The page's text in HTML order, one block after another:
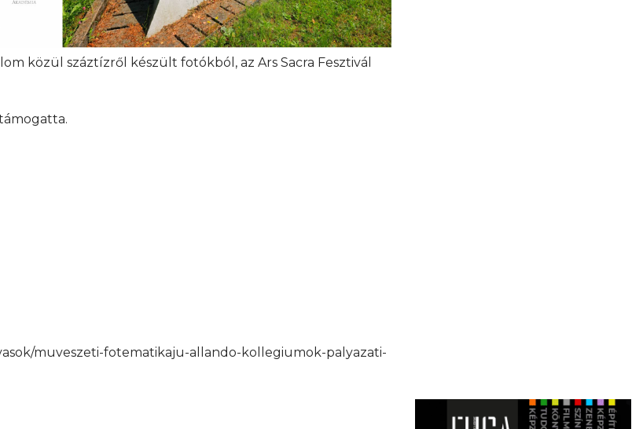
közül száztízről készült fotókból, az Ars Sacra Fesztivál
muveszeti-fotematikaju-allando-kollegiumok-palyazati-